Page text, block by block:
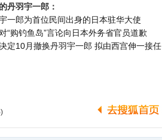
丹羽宇一郎：
一郎为首位民间出身的日本驻华大使
“购钓鱼岛”言论向日本外务省官员道歉
定10月撤换丹羽宇一郎 拟由西宫伸一接任